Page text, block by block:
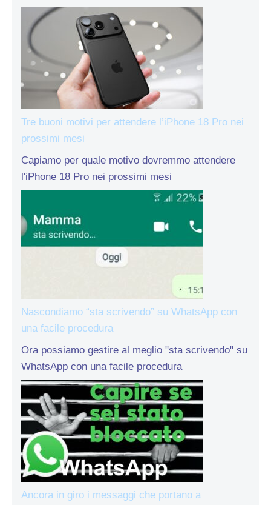
Tre buoni motivi per attendere l’iPhone 18 Pro nei
prossimi mesi
Capiamo per quale motivo dovremmo attendere
l'iPhone 18 Pro nei prossimi mesi
Nascondiamo “sta scrivendo” su WhatsApp con
una facile procedura
Ora possiamo gestire al meglio "sta scrivendo" su
WhatsApp con una facile procedura
Ancora in giro i messaggi che portano a